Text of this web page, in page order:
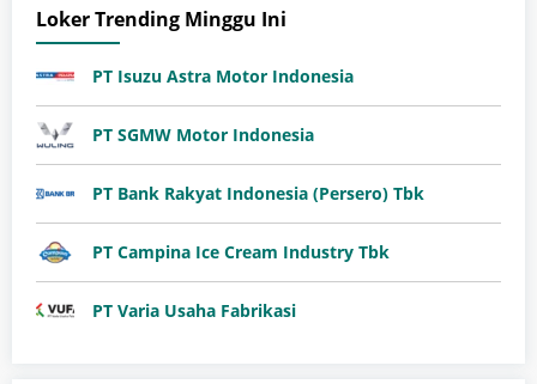
Loker Trending Minggu Ini
PT Isuzu Astra Motor Indonesia
PT SGMW Motor Indonesia
PT Bank Rakyat Indonesia (Persero) Tbk
PT Campina Ice Cream Industry Tbk
PT Varia Usaha Fabrikasi